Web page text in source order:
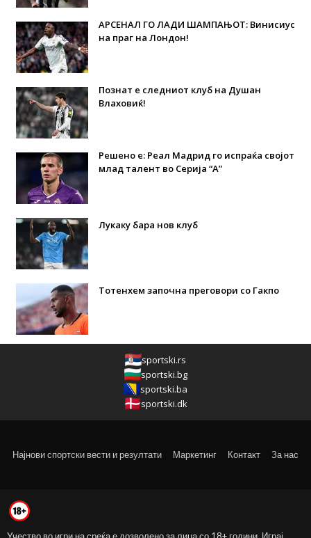
АРСЕНАЛ ГО ЛАДИ ШАМПАЊОТ: Винисиус
на праг на Лондон!
Познат е следниот клуб на Душан
Влаховиќ!
Решено е: Реал Мадрид го испраќа својот
млад талент во Серија “А”
Лукаку бара нов клуб
Тотенхем започна преговори со Гакпо
sportski.rs
sportski.bg
sportski.ba
sportski.dk
Најнови спортски вести и резултати Маркетинг Контакт За нас